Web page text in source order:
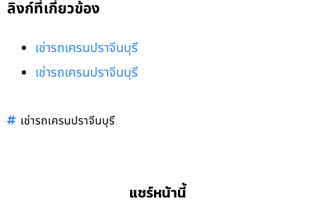
ลิงก์ที่เกี่ยวข้อง
เช่ารถเครนปราจีนบุรี
เช่ารถเครนปราจีนบุรี
เช่ารถเครนปราจีนบุรี
แชร์หน้านี้